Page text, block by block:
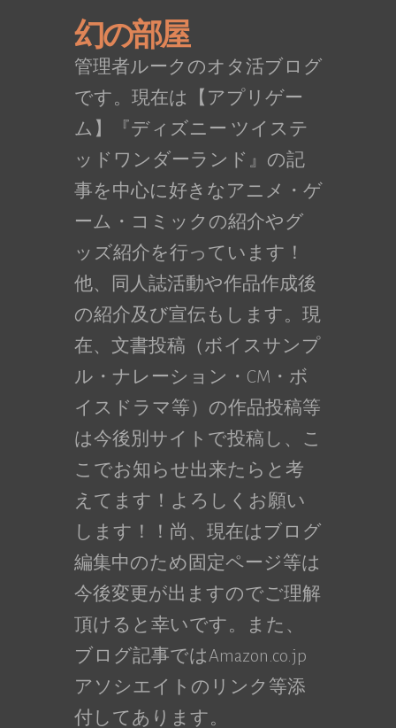
幻の部屋
管理者ルークのオタ活ブログ
です。現在は【アプリゲー
ム】『ディズニー ツイステ
ッドワンダーランド』の記
事を中心に好きなアニメ・ゲ
ーム・コミックの紹介やグ
ッズ紹介を行っています！
他、同人誌活動や作品作成後
の紹介及び宣伝もします。現
在、文書投稿（ボイスサンプ
ル・ナレーション・CM・ボ
イスドラマ等）の作品投稿等
は今後別サイトで投稿し、こ
こでお知らせ出来たらと考
えてます！よろしくお願い
します！！尚、現在はブログ
編集中のため固定ページ等は
今後変更が出ますのでご理解
頂けると幸いです。また、
ブログ記事ではAmazon.co.jp
アソシエイトのリンク等添
付してあります。